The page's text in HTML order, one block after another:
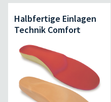
Halbfertige Einlagen
Technik Comfort